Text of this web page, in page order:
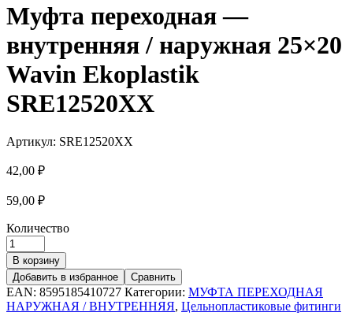
68,32 ₽.
Муфта переходная —
внутренняя / наружная 25×20
Wavin Ekoplastik
SRE12520XX
Артикул: SRE12520XX
42,00 ₽
59,00 ₽
Количество
В корзину
Добавить в избранное
Сравнить
EAN: 8595185410727 Категории: МУФТА ПЕРЕХОДНАЯ
НАРУЖНАЯ / ВНУТРЕННЯЯ, Цельнопластиковые фитинги